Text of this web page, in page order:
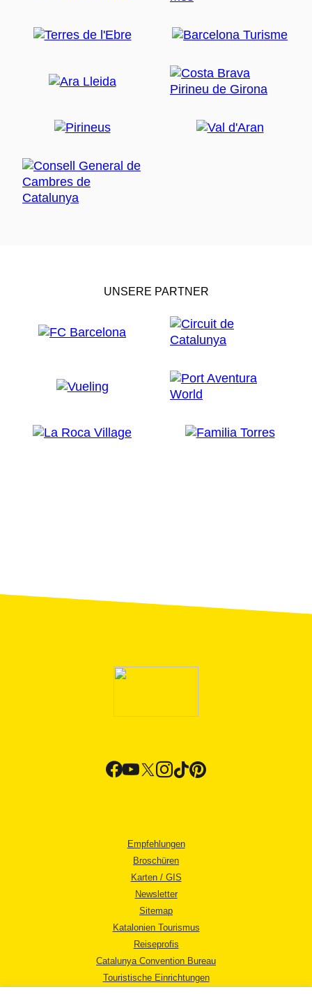
UNSERE PARTNER
Empfehlungen
Broschüren
Karten / GIS
Newsletter
Sitemap
Katalonien Tourismus
Reiseprofis
Catalunya Convention Bureau
Touristische Einrichtungen